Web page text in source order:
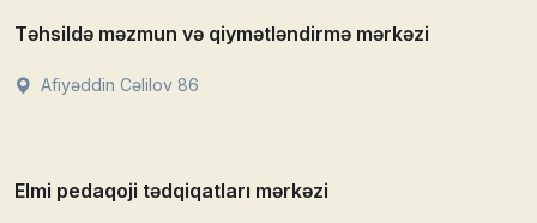
Təhsildə məzmun və qiymətləndirmə mərkəzi
Afiyəddin Cəlilov 86
Elmi pedaqoji tədqiqatları mərkəzi